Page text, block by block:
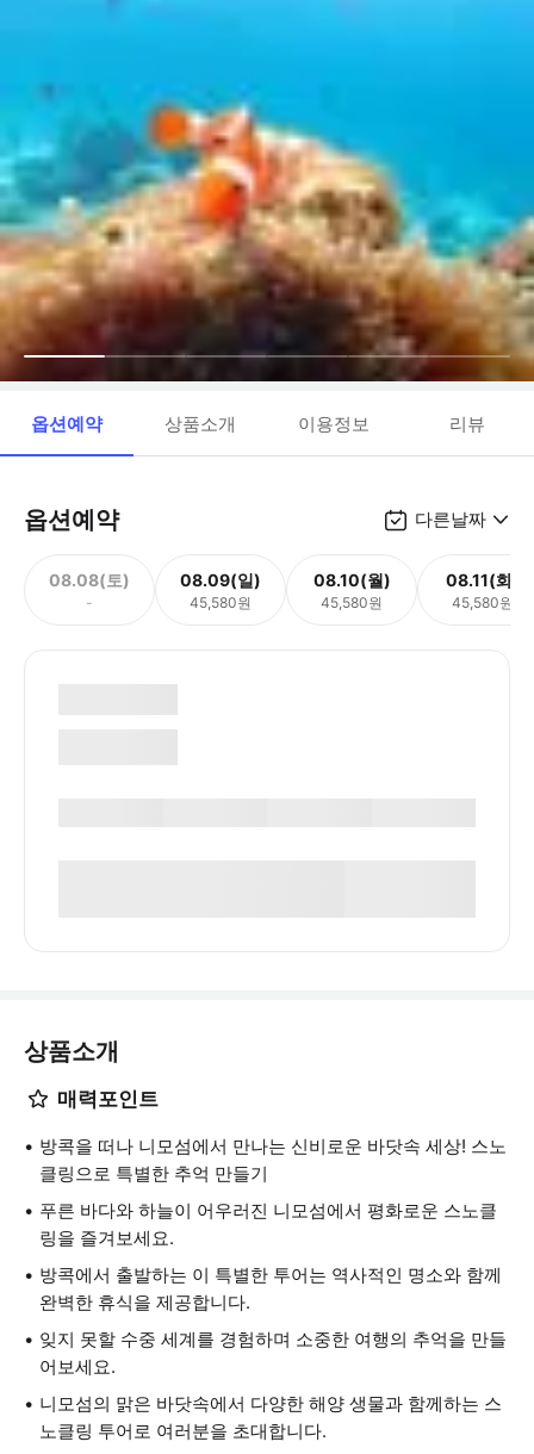
옵션예약 상품소개 이용정보 리뷰
옵션예약 다른날짜
08.08(토)
-
08.09(일)
45,580원
08.10(월)
45,580원
08.11(화)
45,580원
상품소개
매력포인트
방콕을 떠나 니모섬에서 만나는 신비로운 바닷속 세상! 스노
클링으로 특별한 추억 만들기
푸른 바다와 하늘이 어우러진 니모섬에서 평화로운 스노클
링을 즐겨보세요.
방콕에서 출발하는 이 특별한 투어는 역사적인 명소와 함께
완벽한 휴식을 제공합니다.
잊지 못할 수중 세계를 경험하며 소중한 여행의 추억을 만들
어보세요.
니모섬의 맑은 바닷속에서 다양한 해양 생물과 함께하는 스
노클링 투어로 여러분을 초대합니다.